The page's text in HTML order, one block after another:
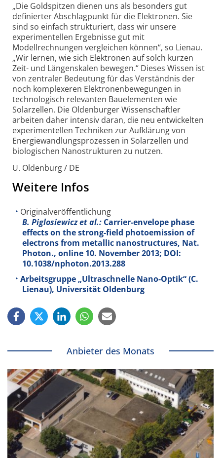
„Die Goldspitzen dienen uns als besonders gut
definierter Abschlagpunkt für die Elektronen. Sie
sind so einfach strukturiert, dass wir unsere
experimentellen Ergebnisse gut mit
Modellrechnungen vergleichen können“, so Lienau.
„Wir lernen, wie sich Elektronen auf solch kurzen
Zeit- und Längenskalen bewegen.“ Dieses Wissen ist
von zentraler Bedeutung für das Verständnis der
noch komplexeren Elektronenbewegungen in
technologisch relevanten Bauelementen wie
Solarzellen. Die Oldenburger Wissenschaftler
arbeiten daher intensiv daran, die neu entwickelten
experimentellen Techniken zur Aufklärung von
Energiewandlungsprozessen in Solarzellen und
biologischen Nanostrukturen zu nutzen.
U. Oldenburg / DE
Weitere Infos
Originalveröffentlichung
B. Piglosiewicz et al.: Carrier-envelope phase
effects on the strong-field photoemission of
electrons from metallic nanostructures, Nat.
Photon., online 10. November 2013; DOI:
10.1038/nphoton.2013.288
Arbeitsgruppe „Ultraschnelle Nano-Optik“ (C.
Lienau), Universität Oldenburg
Anbieter des Monats